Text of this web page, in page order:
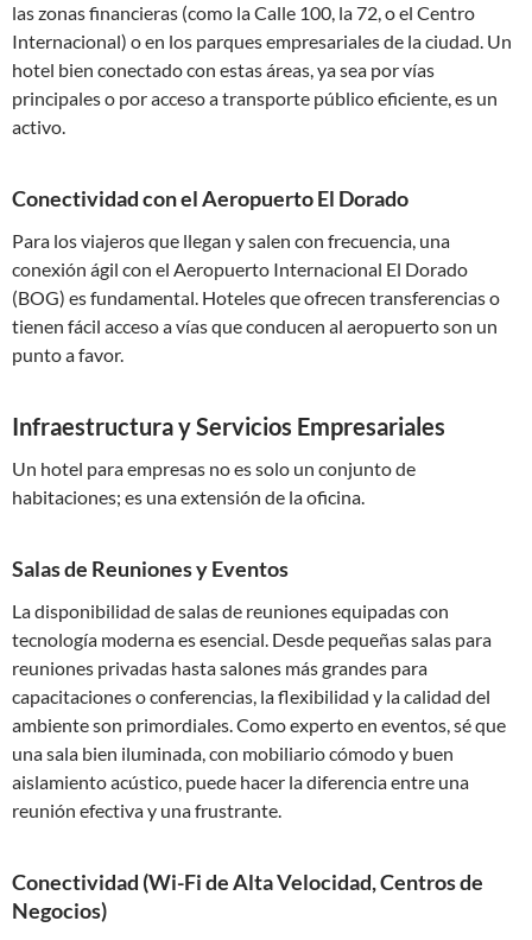
las zonas financieras (como la Calle 100, la 72, o el Centro
Internacional) o en los parques empresariales de la ciudad. Un
hotel bien conectado con estas áreas, ya sea por vías
principales o por acceso a transporte público eficiente, es un
activo.
Conectividad con el Aeropuerto El Dorado
Para los viajeros que llegan y salen con frecuencia, una
conexión ágil con el Aeropuerto Internacional El Dorado
(BOG) es fundamental. Hoteles que ofrecen transferencias o
tienen fácil acceso a vías que conducen al aeropuerto son un
punto a favor.
Infraestructura y Servicios Empresariales
Un hotel para empresas no es solo un conjunto de
habitaciones; es una extensión de la oficina.
Salas de Reuniones y Eventos
La disponibilidad de salas de reuniones equipadas con
tecnología moderna es esencial. Desde pequeñas salas para
reuniones privadas hasta salones más grandes para
capacitaciones o conferencias, la flexibilidad y la calidad del
ambiente son primordiales. Como experto en eventos, sé que
una sala bien iluminada, con mobiliario cómodo y buen
aislamiento acústico, puede hacer la diferencia entre una
reunión efectiva y una frustrante.
Conectividad (Wi-Fi de Alta Velocidad, Centros de
Negocios)